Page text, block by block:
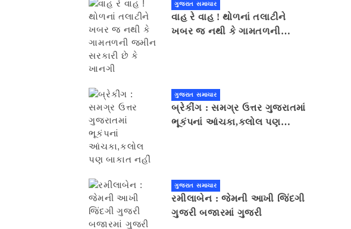
ગુજરાત સમાચાર
વાહ રે વાહ ! થોળનાં તલાટીને
ખબર જ નથી કે ગામતળની
ગુજરાત સમાચાર
બ્રેકીંગ : સમગ્ર ઉત્તર ગુજરાતમાં
ભૂકંપનાં આંચકા,કલોલ પણ
ગુજરાત સમાચાર
રમીલાબેન : જેમની આખી જિંદગી
ગુજરી બજારમાં ગુજરી